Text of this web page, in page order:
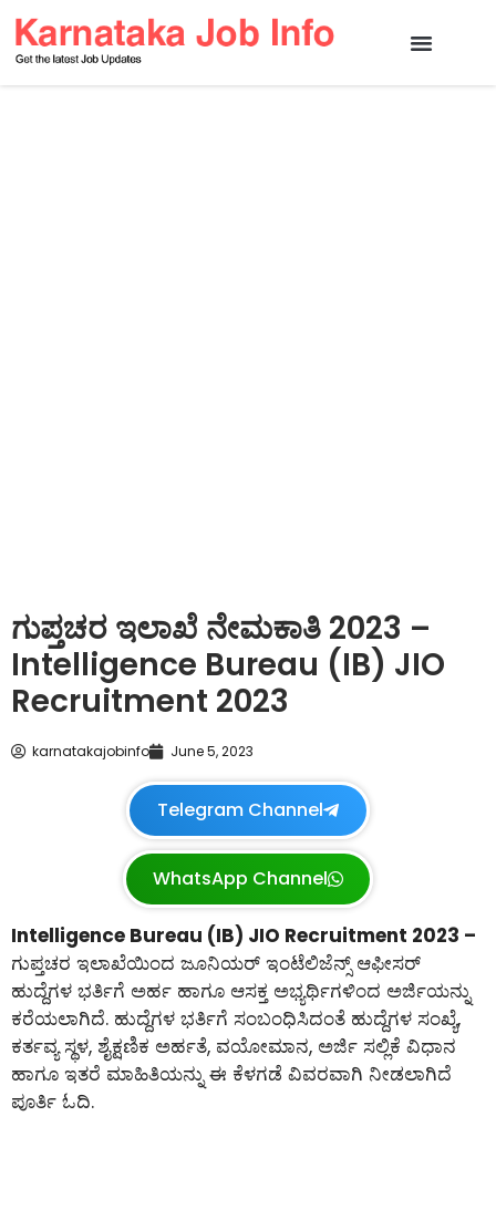
ಗುಪ್ತಚರ ಇಲಾಖೆ ನೇಮಕಾತಿ 2023 –
Intelligence Bureau (IB) JIO
Recruitment 2023
karnatakajobinfo June 5, 2023
Telegram Channel
WhatsApp Channel
Intelligence Bureau (IB) JIO Recruitment 2023 –
ಗುಪ್ತಚರ ಇಲಾಖೆಯಿಂದ ಜೂನಿಯರ್ ಇಂಟೆಲಿಜೆನ್ಸ್ ಆಫೀಸರ್
ಹುದ್ದೆಗಳ ಭರ್ತಿಗೆ ಅರ್ಹ ಹಾಗೂ ಆಸಕ್ತ ಅಭ್ಯರ್ಥಿಗಳಿಂದ ಅರ್ಜಿಯನ್ನು
ಕರೆಯಲಾಗಿದೆ. ಹುದ್ದೆಗಳ ಭರ್ತಿಗೆ ಸಂಬಂಧಿಸಿದಂತೆ ಹುದ್ದೆಗಳ ಸಂಖ್ಯೆ,
ಕರ್ತವ್ಯ ಸ್ಥಳ, ಶೈಕ್ಷಣಿಕ ಅರ್ಹತೆ, ವಯೋಮಾನ, ಅರ್ಜಿ ಸಲ್ಲಿಕೆ ವಿಧಾನ
ಹಾಗೂ ಇತರೆ ಮಾಹಿತಿಯನ್ನು ಈ ಕೆಳಗಡೆ ವಿವರವಾಗಿ ನೀಡಲಾಗಿದೆ
ಪೂರ್ತಿ ಓದಿ.